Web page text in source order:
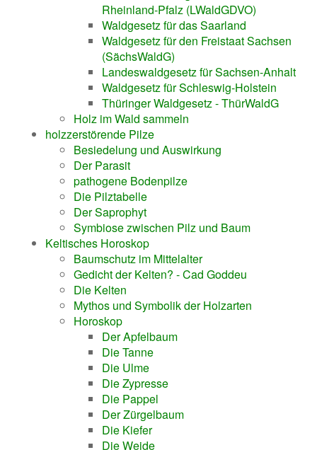
Rheinland-Pfalz (LWaldGDVO)
Waldgesetz für das Saarland
Waldgesetz für den Freistaat Sachsen
(SächsWaldG)
Landeswaldgesetz für Sachsen-Anhalt
Waldgesetz für Schleswig-Holstein
Thüringer Waldgesetz - ThürWaldG
Holz im Wald sammeln
holzzerstörende Pilze
Besiedelung und Auswirkung
Der Parasit
pathogene Bodenpilze
Die Pilztabelle
Der Saprophyt
Symbiose zwischen Pilz und Baum
Keltisches Horoskop
Baumschutz im Mittelalter
Gedicht der Kelten? - Cad Goddeu
Die Kelten
Mythos und Symbolik der Holzarten
Horoskop
Der Apfelbaum
Die Tanne
Die Ulme
Die Zypresse
Die Pappel
Der Zürgelbaum
Die Kiefer
Die Weide